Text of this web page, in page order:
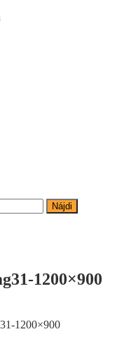
1200×900
1200×900